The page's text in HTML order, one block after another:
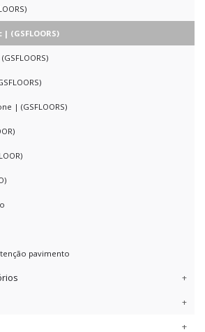
(GSFLOORS)
| (GSFLOORS)
pavimento